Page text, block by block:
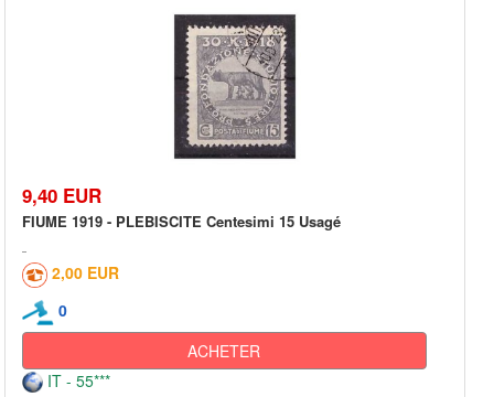
9,40 EUR
FIUME 1919 - PLEBISCITE Centesimi 15 Usagé
2,00 EUR
0
ACHETER
IT - 55***